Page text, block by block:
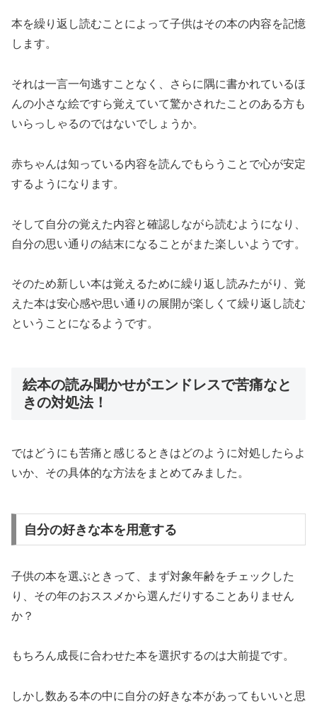
本を繰り返し読むことによって子供はその本の内容を記憶
します。
それは一言一句逃すことなく、さらに隅に書かれているほ
んの小さな絵ですら覚えていて驚かされたことのある方も
いらっしゃるのではないでしょうか。
赤ちゃんは知っている内容を読んでもらうことで心が安定
するようになります。
そして自分の覚えた内容と確認しながら読むようになり、
自分の思い通りの結末になることがまた楽しいようです。
そのため新しい本は覚えるために繰り返し読みたがり、覚
えた本は安心感や思い通りの展開が楽しくて繰り返し読む
ということになるようです。
絵本の読み聞かせがエンドレスで苦痛なと
きの対処法！
ではどうにも苦痛と感じるときはどのように対処したらよ
いか、その具体的な方法をまとめてみました。
自分の好きな本を用意する
子供の本を選ぶときって、まず対象年齢をチェックした
り、その年のおススメから選んだりすることありません
か？
もちろん成長に合わせた本を選択するのは大前提です。
しかし数ある本の中に自分の好きな本があってもいいと思